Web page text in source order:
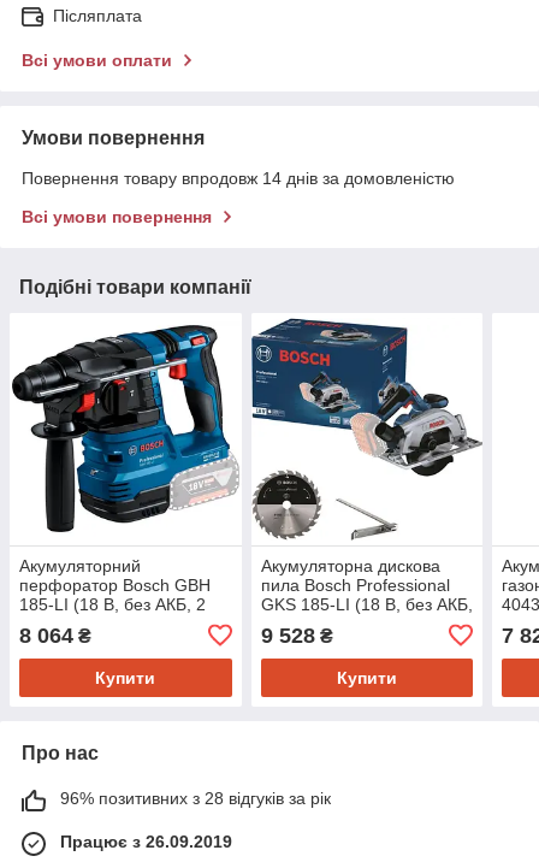
Післяплата
Всі умови оплати
Умови повернення
Повернення товару впродовж 14 днів за домовленістю
Всі умови повернення
Подібні товари компанії
Акумуляторний
перфоратор Bosch GBH
185-LI (18 В, без АКБ, 2
8 064 ₴
Купити
Акумуляторна дискова
пила Bosch Professional
GKS 185-LI (18 В, без АКБ,
9 528₴
Купити
7
Про нас
96% позитивних з 28 відгуків за рік
Працює з 26.09.2019